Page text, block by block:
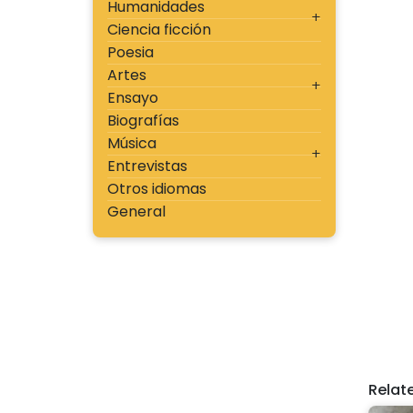
Humanidades
Ciencia ficción
Poesia
Artes
Ensayo
Biografías
Música
Entrevistas
Otros idiomas
General